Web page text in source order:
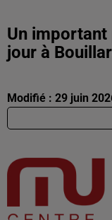
Un
jour à
Modifié : 29 juin